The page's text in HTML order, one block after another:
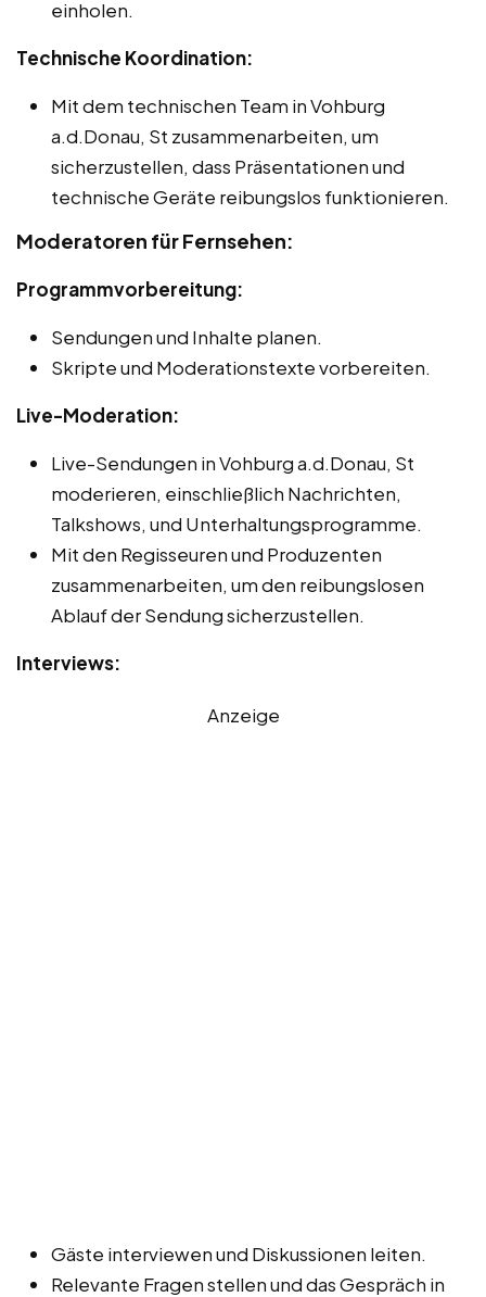
einholen.
Technische Koordination:
Mit dem technischen Team in Vohburg
a.d.Donau, St zusammenarbeiten, um
sicherzustellen, dass Präsentationen und
technische Geräte reibungslos funktionieren.
Moderatoren für Fernsehen:
Programmvorbereitung:
Sendungen und Inhalte planen.
Skripte und Moderationstexte vorbereiten.
Live-Moderation:
Live-Sendungen in Vohburg a.d.Donau, St
moderieren, einschließlich Nachrichten,
Talkshows, und Unterhaltungsprogramme.
Mit den Regisseuren und Produzenten
zusammenarbeiten, um den reibungslosen
Ablauf der Sendung sicherzustellen.
Interviews:
Anzeige
Gäste interviewen und Diskussionen leiten.
Relevante Fragen stellen und das Gespräch in